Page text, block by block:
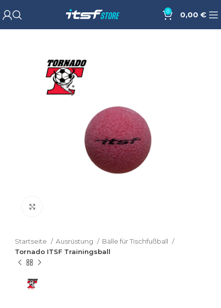
0 0,00 €
Startseite Ausrüstung
Bälle für Tischfußball
Tornado ITSF Trainingsball